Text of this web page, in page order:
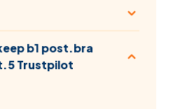
b1 post.bra
Trustpilot